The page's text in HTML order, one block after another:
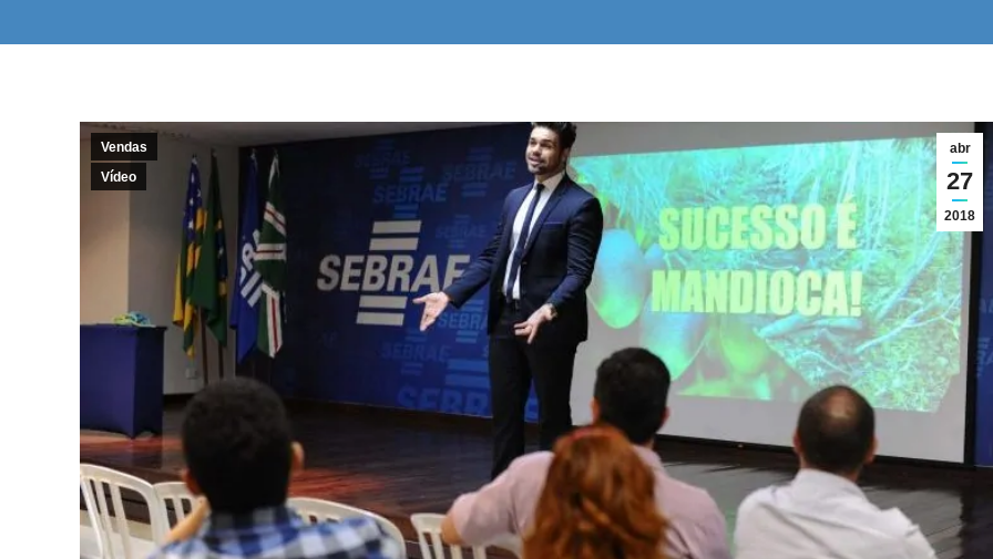
abr
27
2018
Vendas
Vídeo